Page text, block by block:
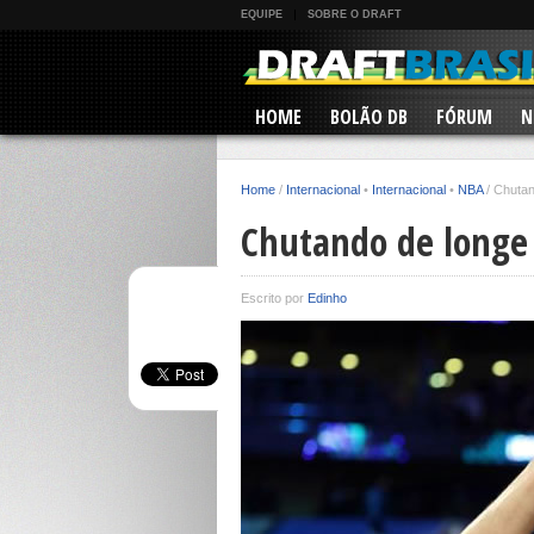
EQUIPE SOBRE O DRAFT
HOME BOLÃO DB FÓRUM
Home / Internacional • Internacional • NBA /
Chutando de longe
Escrito por Edinho